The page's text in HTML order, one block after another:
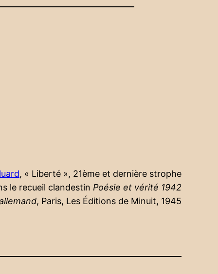
, « Liberté », 21ème et dernière strophe
le recueil clandestin Poésie et vérité 1942
, Paris, Les Éditions de Minuit, 1945